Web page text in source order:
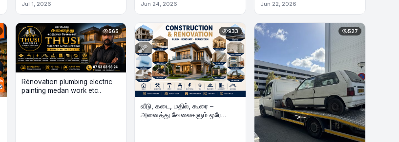
Jul 1, 2026 Jun 24, 2026 Jun 22, 2026
565
Rénovation plumbing electric
painting medan work etc..
933
வீடு, கடை, மதில், கூரை –
அனைத்து வேலைகளும் ஒரே
527